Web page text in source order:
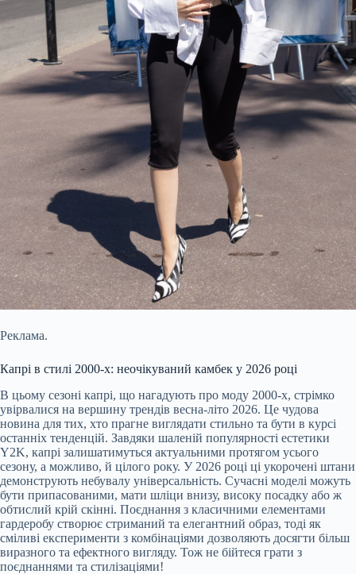
Реклама.
Капрі в стилі 2000-х: неочікуваний камбек у 2026 році
В цьому сезоні капрі, що нагадують про моду 2000-х, стрімко
увірвалися на вершину трендів весна-літо 2026. Це чудова
новина для тих, хто прагне виглядати стильно та бути в курсі
останніх тенденцій. Завдяки шаленій популярності естетики
Y2K, капрі залишатимуться актуальними протягом усього
сезону, а можливо, й цілого року. У 2026 році ці укорочені штани
демонструють небувалу універсальність. Сучасні моделі можуть
бути припасованими, мати шліци внизу, високу посадку або ж
обтислий крій скінні. Поєднання з класичними елементами
гардеробу створює стриманий та елегантний образ, тоді як
сміливі експерименти з комбінаціями дозволяють досягти більш
виразного та ефектного вигляду. Тож не бійтеся грати з
поєднаннями та стилізаціями!